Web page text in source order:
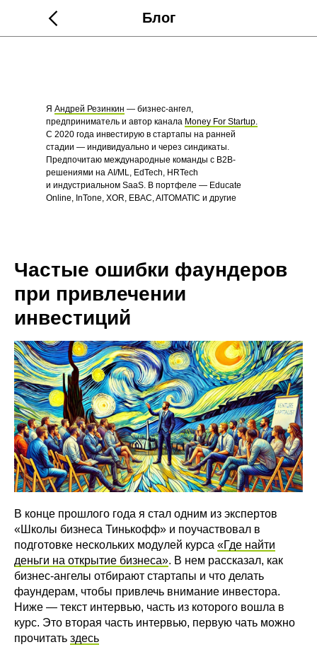
Блог
Я Андрей Резинкин — бизнес-ангел,
предприниматель и автор канала Money For Startup.
С 2020 года инвестирую в стартапы на ранней
стадии — индивидуально и через синдикаты.
Предпочитаю международные команды с B2B-
решениями на AI/ML, EdTech, HRTech
и индустриальном SaaS. В портфеле — Educate
Online, InTone, XOR, EBAC, AITOMATIC и другие
Частые ошибки фаундеров
при привлечении
инвестиций
В конце прошлого года я стал одним из экспертов
«Школы бизнеса Тинькофф» и поучаствовал в
подготовке нескольких модулей курса «Где найти
деньги на открытие бизнеса». В нем рассказал, как
бизнес-ангелы отбирают стартапы и что делать
фаундерам, чтобы привлечь внимание инвестора.
Ниже — текст интервью, часть из которого вошла в
курс. Это вторая часть интервью, первую чать можно
прочитать здесь